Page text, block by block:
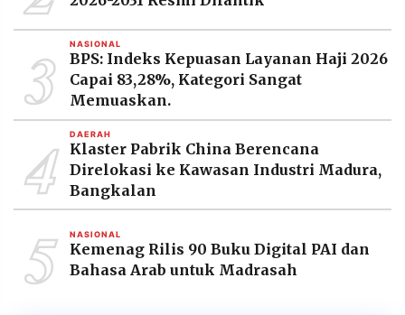
3 NASIONAL
BPS: Indeks Kepuasan Layanan Haji 2026
Capai 83,28%, Kategori Sangat
Memuaskan.
4 DAERAH
Klaster Pabrik China Berencana
Direlokasi ke Kawasan Industri Madura,
Bangkalan
5 NASIONAL
Kemenag Rilis 90 Buku Digital PAI dan
Bahasa Arab untuk Madrasah